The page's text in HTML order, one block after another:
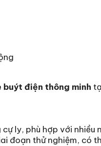
buýt điện thông minh
ly, phù hợp với nhiều
đoạn thử nghiệm, có